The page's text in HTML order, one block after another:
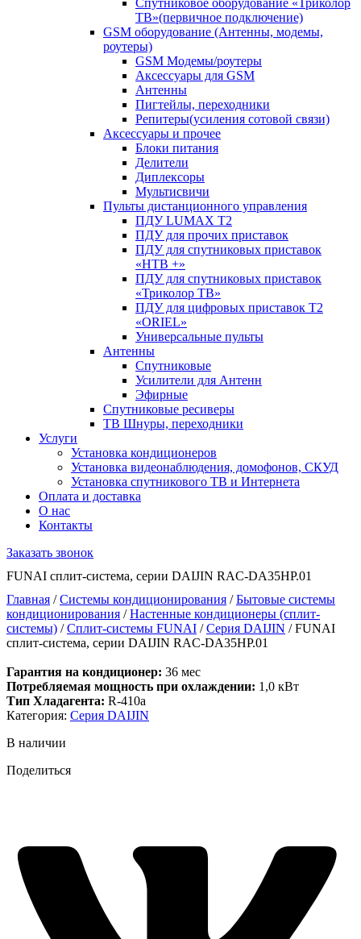
Спутниковое оборудование «Триколор
ТВ»(первичное подключение)
GSM оборудование (Антенны, модемы,
роутеры)
GSM Модемы/роутеры
Аксессуары для GSM
Антенны
Пигтейлы, переходники
Репитеры(усиления сотовой связи)
Аксессуары и прочее
Блоки питания
Делители
Диплексоры
Мультисвичи
Пульты дистанционного управления
ПДУ LUMAX Т2
ПДУ для прочих приставок
ПДУ для спутниковых приставок
«НТВ +»
ПДУ для спутниковых приставок
«Триколор ТВ»
ПДУ для цифровых приставок Т2
«ORIEL»
Универсальные пульты
Антенны
Спутниковые
Усилители для Антенн
Эфирные
Спутниковые ресиверы
ТВ Шнуры, переходники
Услуги
Установка кондиционеров
Установка видеонаблюдения, домофонов, СКУД
Установка спутникового ТВ и Интернета
Оплата и доставка
О нас
Контакты
Заказать звонок
FUNAI сплит-система, серии DAIJIN RAC-DA35HP.01
Главная /Системы кондиционирования /Бытовые системы
кондиционирования /Настенные кондиционеры (сплит-
системы) /Сплит-системы FUNAI /Серия DAIJIN / FUNAI
сплит-система, серии DAIJIN RAC-DA35HP.01
Гарантия на кондиционер: 36 мес
Потребляемая мощность при охлаждении: 1,0 кВт
Тип Хладагента: R-410a
Категория: Серия DAIJIN
В наличии
Поделиться